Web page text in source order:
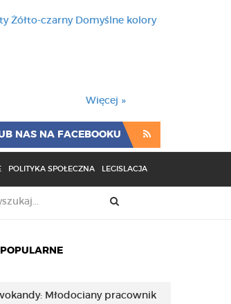
Żółto-czarny Domyślne kolory
Więcej »
NAS NA FACEBOOKU
POLITYKA SPOŁECZNA LEGISLACJA
POPULARNE